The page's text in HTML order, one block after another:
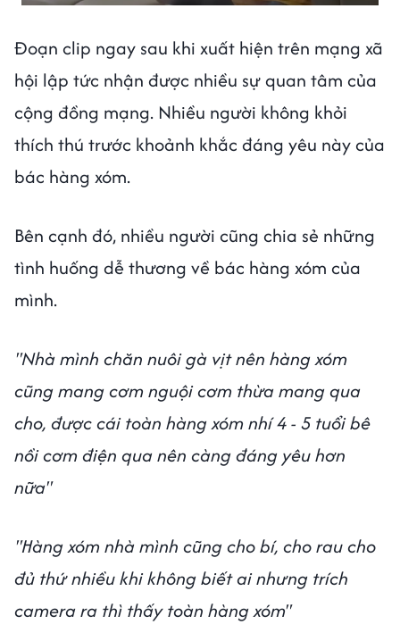
Đoạn clip ngay sau khi xuất hiện trên mạng xã
hội lập tức nhận được nhiều sự quan tâm của
cộng đồng mạng. Nhiều người không khỏi
thích thú trước khoảnh khắc đáng yêu này của
bác hàng xóm.
Bên cạnh đó, nhiều người cũng chia sẻ những
tình huống dễ thương về bác hàng xóm của
mình.
"Nhà mình chăn nuôi gà vịt nên hàng xóm
cũng mang cơm nguội cơm thừa mang qua
cho, được cái toàn hàng xóm nhí 4 - 5 tuổi bê
nồi cơm điện qua nên càng đáng yêu hơn
nữa"
"Hàng xóm nhà mình cũng cho bí, cho rau cho
đủ thứ nhiều khi không biết ai nhưng trích
camera ra thì thấy toàn hàng xóm"